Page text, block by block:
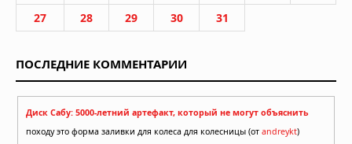
27
28 29 30 31
ПОСЛЕДНИЕ КОММЕНТАРИИ
Диск Сабу: 5000-летний артефакт, который не могут объяснить
походу это форма заливки для колеса для колесницы (от andreykt)